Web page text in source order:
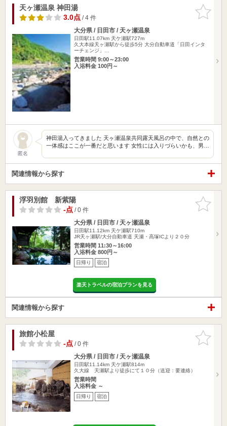
お気に入
りに追加
天ヶ瀬温泉 神田湯
3.0点/ 4 件
大分県 / 日田市 / 天ヶ瀬温泉
日田駅11.07km 天ケ瀬駅727m
久大本線天ヶ瀬駅から徒歩5分 大分自動車道「日田インタ
ーチェンジ」…
営業時間 9:00～23:00
入浴料金 100円～
匿名
神田湯入ってきました 天ヶ瀬温泉共同露天風呂の中で、自然との
一体感はここが一番だと思います 女性には入りづらいかも、男…
関連情報から探す
お気に入
りに追加
浮羽別館 新紫陽
-点/ 0 件
大分県 / 日田市 / 天ヶ瀬温泉
日田駅11.12km 天ケ瀬駅710m
JR天ヶ瀬駅/大分自動車道 天瀬・高塚ICより２０分
営業時間 11:30～16:00
入浴料金 800円～
日帰り 宿泊
楽天トラベルの宿泊プランを見る
関連情報から探す
お気に入
りに追加
旅館小松屋
-点/ 0 件
大分県 / 日田市 / 天ヶ瀬温泉
日田駅11.14km 天ケ瀬駅814m
久大線 天瀬駅より徒歩にて１０分（送迎：要連絡）
営業時間
入浴料金 ～
日帰り 宿泊